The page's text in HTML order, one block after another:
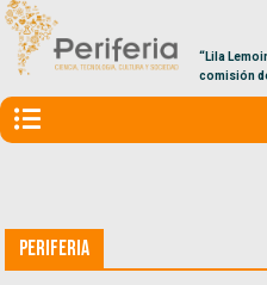
“Lila
comisión
Periferia